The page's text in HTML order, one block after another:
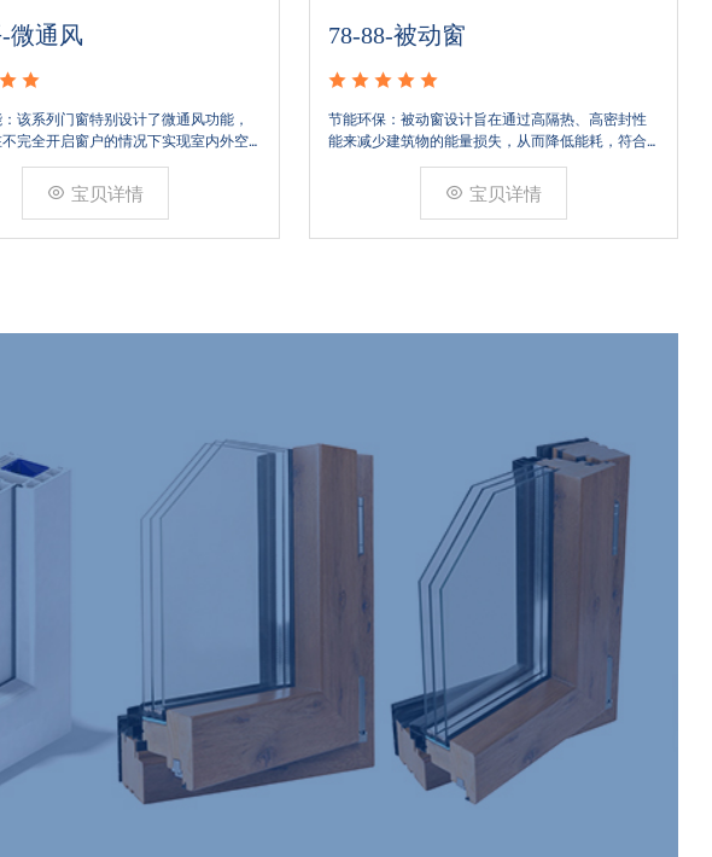
78-88-被动窗
节能环保：被动窗设计旨在通过高隔热、高密封性
能来减少建筑物的能量损失，从而降低能耗，符合
中空玻璃，中间充以惰性气体如氩气，以减少热量
的传导和辐射。密封材料：使用高效的密封胶和密
宝贝详情
88-88-被动窗
节能环保：被动窗设计旨在通过高隔热、高密封
能来减少建筑物的能量损失，从而降低能耗，符
中空玻璃，中间充以惰性气体如氩气，以减少热
的传导和辐射。密封材料：使用高效的密封胶和
宝贝详情